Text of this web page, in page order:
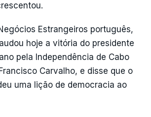
Estrangeiros português,
hoje a vitória do presidente
pela Independência de Cabo
Carvalho, e disse que o
uma lição de democracia ao